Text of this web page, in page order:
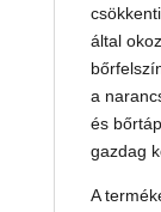
által
a
és
gazdag
A